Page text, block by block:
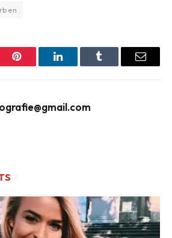
Pinterest LinkedInTumblr Email